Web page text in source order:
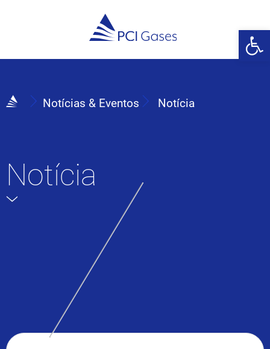
Notícias & Eventos Notícia
Notícia
Abrir